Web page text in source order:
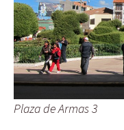
Plaza de Armas 3